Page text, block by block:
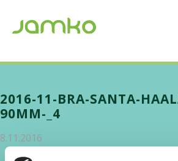
2016-11-BRA-SANTA-
90MM-_4
8.11.2016